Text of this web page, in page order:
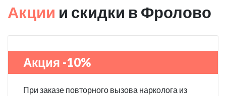
Акции и скидки в Фролово
Акция -10%
При заказе повторного вызова нарколога из